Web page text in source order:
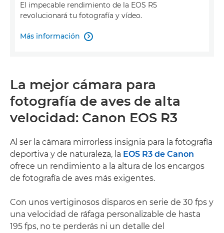
El impecable rendimiento de la EOS R5
revolucionará tu fotografía y vídeo.
Más información 
La mejor cámara para
fotografía de aves de alta
velocidad: Canon EOS R3
Al ser la cámara mirrorless insignia para la fotografía
deportiva y de naturaleza, la EOS R3 de Canon
ofrece un rendimiento a la altura de los encargos
de fotografía de aves más exigentes.
Con unos vertiginosos disparos en serie de 30 fps y
una velocidad de ráfaga personalizable de hasta
195 fps, no te perderás ni un detalle del